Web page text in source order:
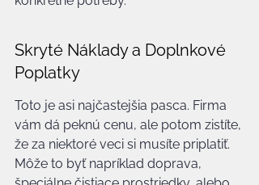
Skryté Náklady a Doplnkové
Poplatky
Toto je asi najčastejšia pasca. Firma
vám dá peknú cenu, ale potom zistíte,
že za niektoré veci si musíte priplatiť.
Môže to byť napríklad doprava,